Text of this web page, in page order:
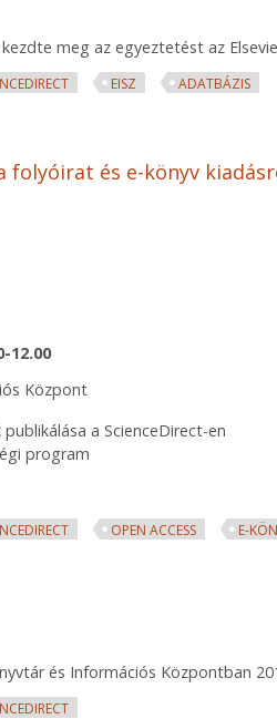
kezdte meg az egyeztetést az
EISZ ADATBÁZIS
folyóirat és e-könyv
12.00
Központ
a ScienceDirect-en
program
is external)
OPEN ACCESS E-
és Információs Központban